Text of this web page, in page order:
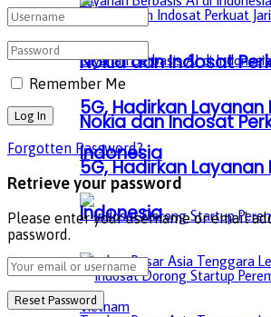
Nokia dan Indosat
5G, Hadirkan Layanan
Indonesia
Nokia dan Indosat
5G, Hadirkan Layanan
Indonesia
Remember Me
Forgotten Password?
Retrieve your password
Please enter your username or email
password.